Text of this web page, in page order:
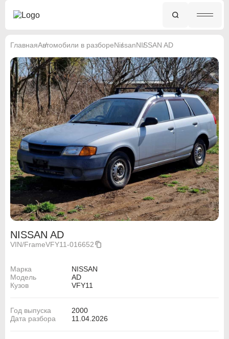
ГлавнаяАвтомобили в разбореNissanNISSAN AD
NISSAN AD
VIN/FrameVFY11-016652
Марка
NISSAN
Модель
AD
Кузов
VFY11
Год выпуска
2000
Дата разбора
11.04.2026